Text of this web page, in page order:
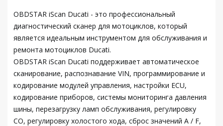
OBDSTAR iScan Ducati - это профессиональный
диагностический сканер для мотоциклов, который
является идеальным инструментом для обслуживания и
ремонта мотоциклов Ducati.
OBDSTAR iScan Ducati поддерживает автоматическое
сканирование, распознавание VIN, программирование и
кодирование модулей управления, настройки ECU,
кодирование приборов, системы мониторинга давления
шины, перезагрузку ламп обслуживания, регулировку
CO, регулировку холостого хода, сброс значений A / F,